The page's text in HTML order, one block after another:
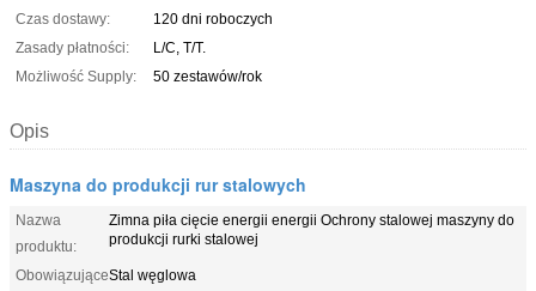
Czas dostawy:
120 dni roboczych
Zasady płatności:
L/C, T/T.
Możliwość Supply:
50 zestawów/rok
Opis
Maszyna do produkcji rur stalowych
Nazwa
produktu:
Zimna piła cięcie energii energii Ochrony stalowej maszyny do
produkcji rurki stalowej
ObowiązująceStal węglowa